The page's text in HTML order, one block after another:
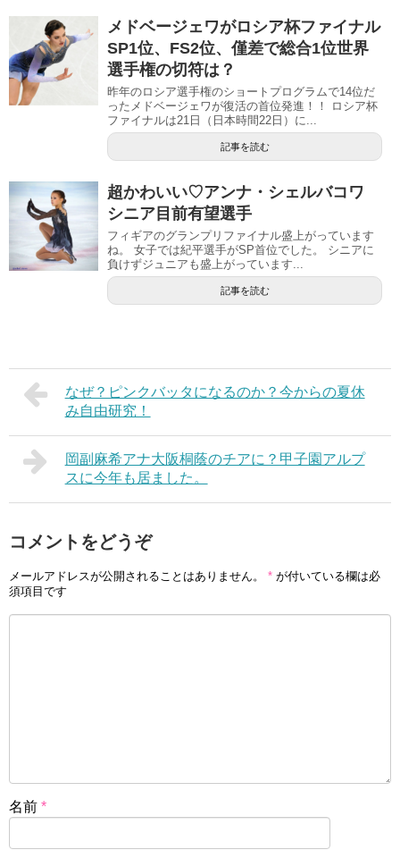
メドベージェワがロシア杯ファイナル
SP1位、FS2位、僅差で総合1位世界
選手権の切符は？
昨年のロシア選手権のショートプログラムで14位だ
ったメドベージェワが復活の首位発進！！ ロシア杯
ファイナルは21日（日本時間22日）に...
記事を読む
超かわいい♡アンナ・シェルバコワ
シニア目前有望選手
フィギアのグランプリファイナル盛上がっています
ね。 女子では紀平選手がSP首位でした。 シニアに
負けずジュニアも盛上がっています...
記事を読む
なぜ？ピンクバッタになるのか？今からの夏休
み自由研究！
岡副麻希アナ大阪桐蔭のチアに？甲子園アルプ
スに今年も居ました。
コメントをどうぞ
メールアドレスが公開されることはありません。 * が付いている欄は必
須項目です
名前 *